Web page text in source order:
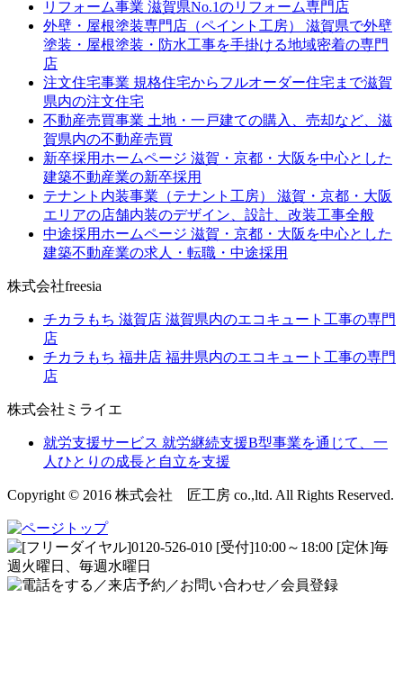
リフォーム事業 滋賀県No.1のリフォーム専門店
外壁・屋根塗装専門店（ペイント工房）
滋賀県で外壁
塗装・屋根塗装・防水工事を手掛ける地域密着の専門
店
注文住宅事業 規格住宅からフルオーダー住宅まで滋賀
県内の注文住宅
不動産売買事業 土地・一戸建ての購入、売却など、滋
賀県内の不動産売買
新卒採用ホームページ 滋賀・京都・大阪を中心とした
建築不動産業の新卒採用
テナント内装事業（テナント工房）
滋賀・京都・大阪
エリアの店舗内装のデザイン、設計、改装工事全般
中途採用ホームページ 滋賀・京都・大阪を中心とした
建築不動産業の求人・転職・中途採用
株式会社freesia
チカラもち 滋賀店 滋賀県内のエコキュート工事の専門
店
チカラもち 福井店 福井県内のエコキュート工事の専門
店
株式会社ミライエ
就労支援サービス 就労継続支援B型事業を通じて、一
人ひとりの成長と自立を支援
Copyright © 2016 株式会社 匠工房 co.,ltd. All Rights Reserved.